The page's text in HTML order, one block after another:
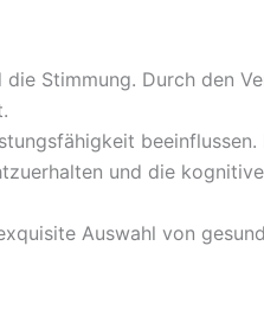
Stimmung. Durch den
und die
Auswahl von